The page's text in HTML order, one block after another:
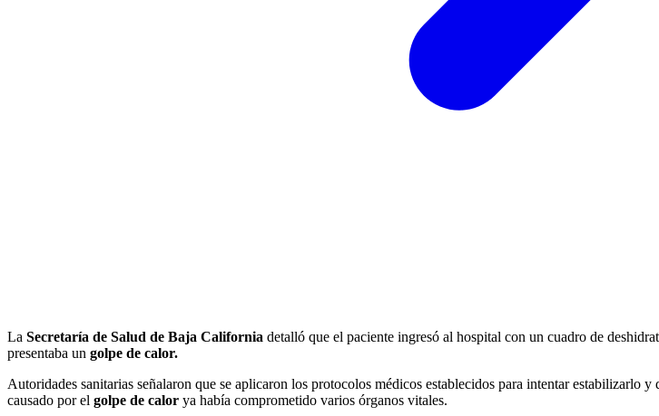
La Secretaría de Salud de Baja California detalló que el paciente ingresó al hospital con un cuadro de
presentaba un golpe de calor.
Autoridades sanitarias señalaron que se aplicaron los protocolos médicos establecidos para intentar
causado por el golpe de calor ya había comprometido varios órganos vitales.